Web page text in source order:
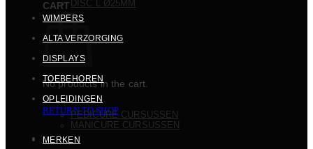
CART
No products in the cart.
RETURN TO SHOP
DISC L Ø25MM
WIMPERS
ALTA VERZORGING
DISPLAYS
TOEBEHOREN
OPLEIDINGEN
PEDICURE CURSUSSEN
MANICURE CURSUSSEN
MERKEN